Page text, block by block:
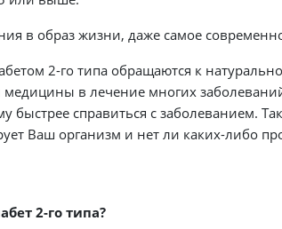
в образ жизни, даже самое
2-го типа обращаются к
медицины в лечение многих
справиться с заболеванием.
Ваш организм и нет ли каких-либо
2-го типа?